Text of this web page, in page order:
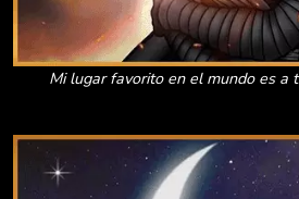
Mi lugar favorito en el mundo es a